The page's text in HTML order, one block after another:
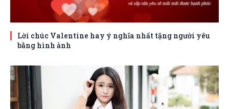
Lời chúc Valentine hay ý nghĩa nhất tặng người yêu
bằng hình ảnh